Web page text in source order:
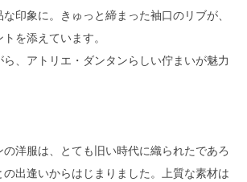
印象に。きゅっと締まった袖口のリブが、
を添えています。
、アトリエ・ダンタンらしい佇まいが魅力
洋服は、とても旧い時代に織られたであろ
の出逢いからはじまりました。上質な素材は